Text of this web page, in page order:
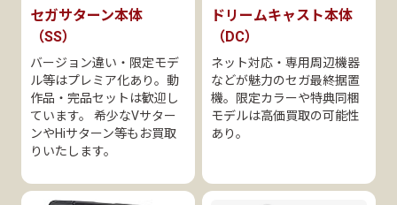
セガサターン本体
（SS）
バージョン違い・限定モデ
ル等はプレミア化あり。動
作品・完品セットは歓迎し
ています。 希少なVサター
ンやHiサターン等もお買取
りいたします。
ドリームキャスト本体
（DC）
ネット対応・専用周辺機器
などが魅力のセガ最終据置
機。限定カラーや特典同梱
モデルは高価買取の可能性
あり。